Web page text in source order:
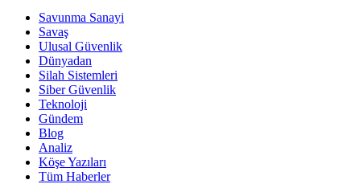
Savunma Sanayi
Savaş
Ulusal Güvenlik
Dünyadan
Silah Sistemleri
Siber Güvenlik
Teknoloji
Gündem
Blog
Analiz
Köşe Yazıları
Tüm Haberler